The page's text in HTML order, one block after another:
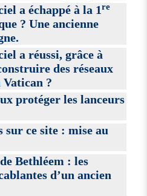
a échappé à la 1re
? Une ancienne
a réussi, grâce à
des réseaux
Vatican ?
protéger les lanceurs
sur ce site : mise au
Bethléem : les
d’un ancien